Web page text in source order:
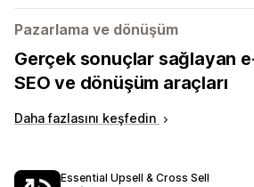
Pazarlama ve dönüşüm
Gerçek sonuçlar sağlayan
SEO ve dönüşüm araçları
Daha fazlasını keşfedin
Essential Upsell & Cross Sell